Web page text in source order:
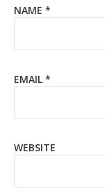
NAME *
EMAIL *
WEBSITE